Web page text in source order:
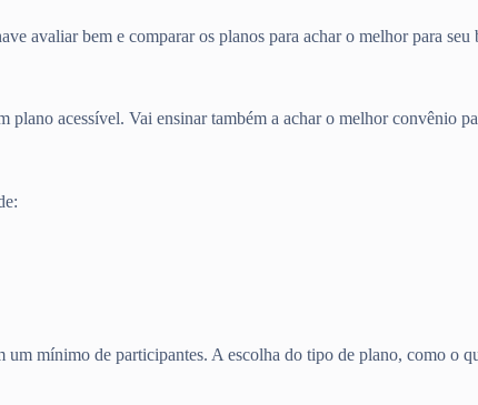
avaliar bem e comparar os planos para achar o melhor para seu
plano acessível. Vai ensinar também a achar o melhor convênio
mínimo de participantes. A escolha do tipo de plano, como o